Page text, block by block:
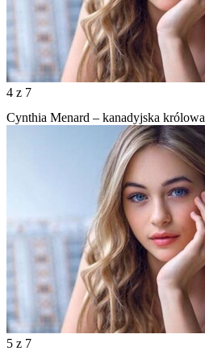
4 z 7
Cynthia Menard – kanadyjska królowa
5 z 7